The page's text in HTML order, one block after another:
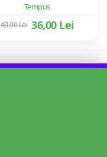
Tempus
36,00 Lei
40,00 Lei